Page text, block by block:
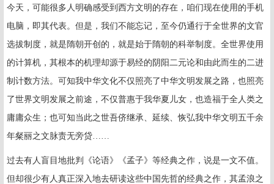
今天，可能很多人明确感受到西方文明的存在，咱们现在使用的手机
电脑，即其代表。但是，我们不能忘记，至今仍通行于全世界的文官
选拔制度，就是隋朝开创的，就是始于隋朝的科举制度。全世界使用
的计算机，其根本的机理却源于易经的阴阳二元论和由此而生的二进
制计数方法。可知我中华文化不仅照亮了中华文明发展之路，也照亮
了世界文明发展之前途，不仅普惠于我华夏儿女，也造福于全人类之
庸庸众生；也可知当此之世吾侪继承、延续、恢弘我中华文明五千余
年粲丽之文脉责无旁贷……
过去有人盲目地批判《论语》《孟子》等经典之作，说是一文不值。
但却很少有人真正深入地去研读这些中国先哲的经典之作，其孟浪之